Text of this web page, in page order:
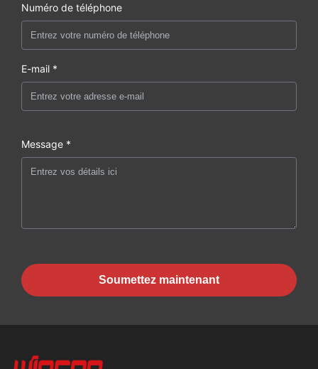
Numéro de téléphone
E-mail *
Message *
Soumettez maintenant